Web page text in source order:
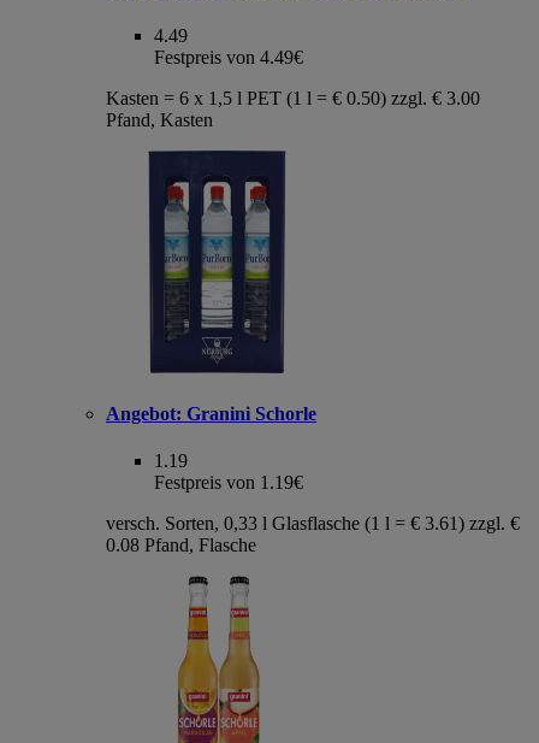
4.49
Festpreis von 4.49€
Kasten = 6 x 1,5 l PET (1 l = € 0.50) zzgl. € 3.00
Pfand, Kasten
Angebot: Granini Schorle
1.19
Festpreis von 1.19€
versch. Sorten, 0,33 l Glasflasche (1 l = € 3.61) zzgl. €
0.08 Pfand, Flasche